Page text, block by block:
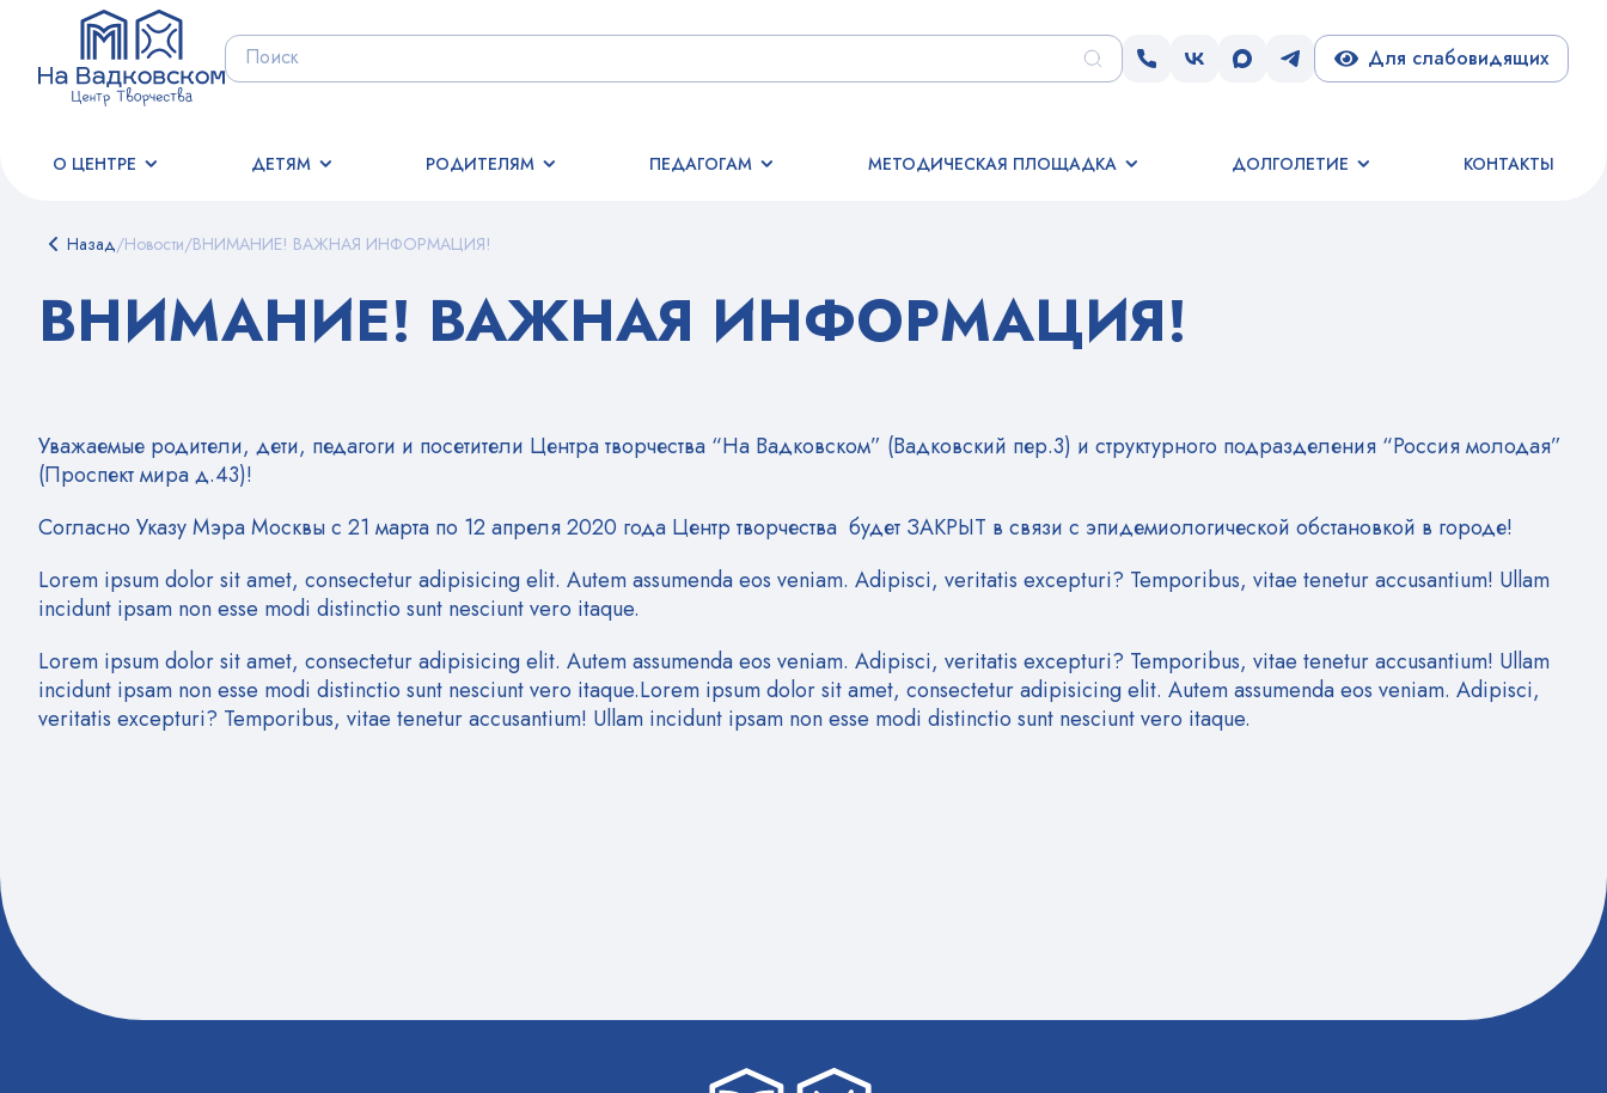
Для слабовидящих
О ЦЕНТРЕ ДЕТЯМ РОДИТЕЛЯМ ПЕДАГОГАМ МЕТОДИЧЕСКАЯ ПЛОЩАДКА ДОЛГОЛЕТИЕ КОНТАКТЫ
Назад/Новости/ВНИМАНИЕ! ВАЖНАЯ ИНФОРМАЦИЯ!
ВНИМАНИЕ! ВАЖНАЯ ИНФОРМАЦИЯ!
Уважаемые родители, дети, педагоги и посетители Центра творчества “На Вадковском” (Вадковский пер.3) и структурного подразделения “Россия молодая”
(Проспект мира д.43)!
Согласно Указу Мэра Москвы с 21 марта по 12 апреля 2020 года Центр творчества будет ЗАКРЫТ в связи с эпидемиологической обстановкой в городе!
Lorem ipsum dolor sit amet, consectetur adipisicing elit. Autem assumenda eos veniam. Adipisci, veritatis excepturi? Temporibus, vitae tenetur accusantium! Ullam
incidunt ipsam non esse modi distinctio sunt nesciunt vero itaque.
Lorem ipsum dolor sit amet, consectetur adipisicing elit. Autem assumenda eos veniam. Adipisci, veritatis excepturi? Temporibus, vitae tenetur accusantium! Ullam
incidunt ipsam non esse modi distinctio sunt nesciunt vero itaque.Lorem ipsum dolor sit amet, consectetur adipisicing elit. Autem assumenda eos veniam. Adipisci,
veritatis excepturi? Temporibus, vitae tenetur accusantium! Ullam incidunt ipsam non esse modi distinctio sunt nesciunt vero itaque.